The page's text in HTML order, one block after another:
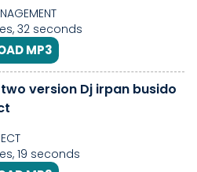
32 seconds
MP3
two version Dj irpan busido
19 seconds